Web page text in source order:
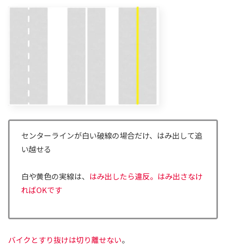
センターラインが白い破線の場合だけ、はみ出して追
い越せる
白や黄色の実線は、 はみ出したら違反。はみ出さなけ
ればOKです
バイクとすり抜けは切り離せない。